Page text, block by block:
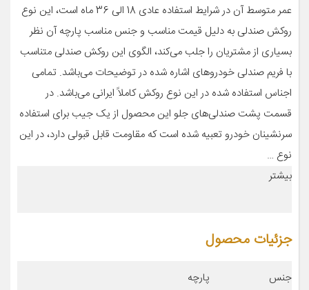
عمر متوسط آن در شرایط استفاده عادی 18 الی 36 ماه است، این نوع
روکش صندلی به دلیل قیمت مناسب و جنس مناسب پارچه آن نظر
بسیاری از مشتریان را جلب می‌کند، الگوی این روکش صندلی متناسب
با فریم صندلی خودروهای اشاره شده در توضیحات می‌باشد. تمامی
اجناس استفاده شده در این نوع روکش کاملاً ایرانی می‌باشد. در
قسمت پشت صندلی‌های جلو این محصول از یک جیب برای استفاده
سرنشینان خودرو تعبیه شده است که مقاومت قابل قبولی دارد، در این
نوع …
بیشتر
جزئیات محصول
جنس پارچه